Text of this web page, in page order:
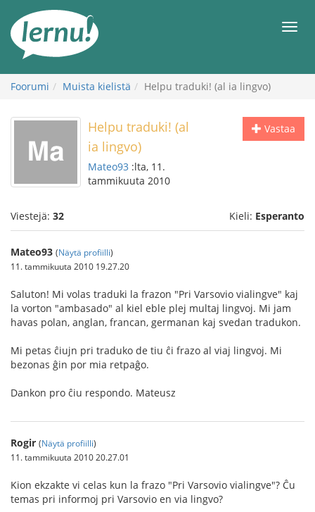
sisältöön
Foorumi Muista kielistä Helpu traduki! (al ia lingvo)
Vastaa
Helpu traduki! (al
ia lingvo)
Mateo93 :lta, 11.
tammikuuta 2010
Viestejä: 32 Kieli: Esperanto
Mateo93 (Näytä profiilli)
11. tammikuuta 2010 19.27.20
Saluton! Mi volas traduki la frazon "Pri Varsovio vialingve" kaj
la vorton "ambasado" al kiel eble plej multaj lingvoj. Mi jam
havas polan, anglan, francan, germanan kaj svedan tradukon.
Mi petas ĉiujn pri traduko de tiu ĉi frazo al viaj lingvoj. Mi
bezonas ĝin por mia retpaĝo.
Dankon pro ĉiu respondo. Mateusz
Rogir (Näytä profiilli)
11. tammikuuta 2010 20.27.01
Kion ekzakte vi celas kun la frazo "Pri Varsovio vialingve"? Ĉu
temas pri informoj pri Varsovio en via lingvo?